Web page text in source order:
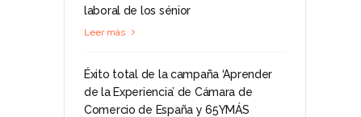
laboral de los sénior
Leer más
Éxito total de la campaña ‘Aprender
de la Experiencia’ de Cámara de
Comercio de España y 65YMÁS